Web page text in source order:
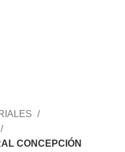
CONCEPCIÓN